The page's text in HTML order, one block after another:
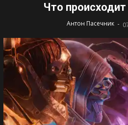
Что происходит
Антон Пасечник -